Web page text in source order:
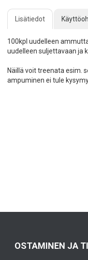
Lisätiedot
100kpl uudelleen
uudelleen suljettavaan ja
Näillä voit treenata esim.
ampuminen ei tule
OSTAMINEN JA